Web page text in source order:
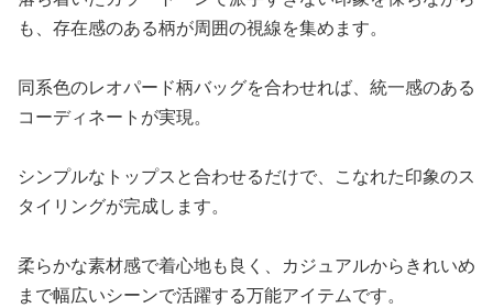
も、存在感のある柄が周囲の視線を集めます。
同系色のレオパード柄バッグを合わせれば、統一感のある
コーディネートが実現。
シンプルなトップスと合わせるだけで、こなれた印象のス
タイリングが完成します。
柔らかな素材感で着心地も良く、カジュアルからきれいめ
まで幅広いシーンで活躍する万能アイテムです。